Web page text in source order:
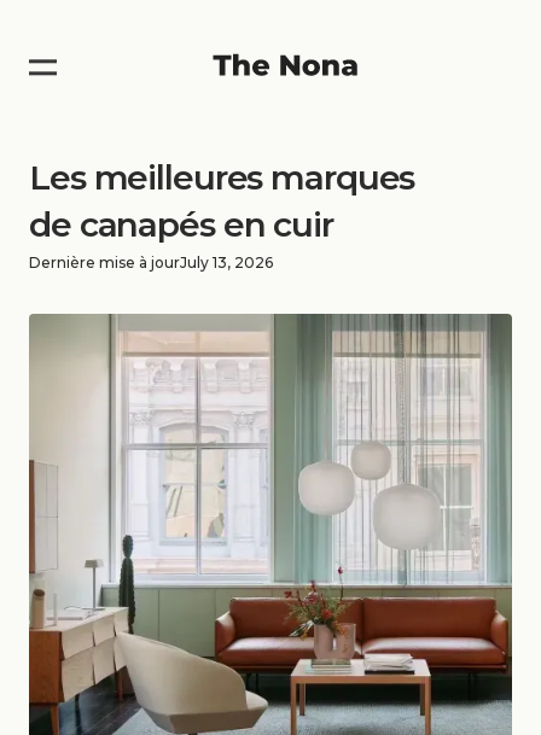
Les meilleures marques
de canapés en cuir
Dernière mise à jourJuly 13, 2026